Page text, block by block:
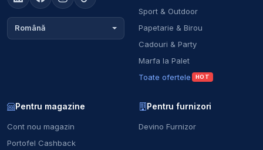
Română
Sport & Outdoor
Papetarie & Birou
Cadouri & Party
Marfa la Palet
Toate ofertele
HOT
Pentru magazine
Cont nou magazin
Portofel Cashback
Pentru furnizori
Devino Furnizor